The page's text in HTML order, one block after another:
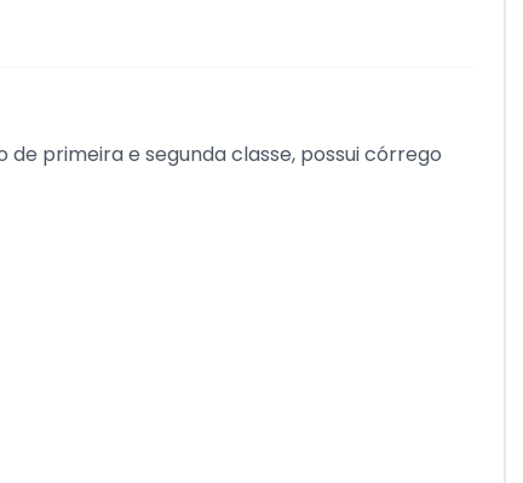
primeira e segunda classe, possui córrego